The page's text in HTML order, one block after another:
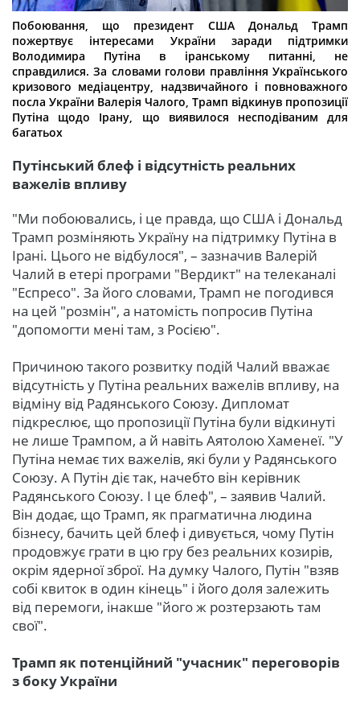
Побоювання, що президент США Дональд Трамп
пожертвує інтересами України заради підтримки
Володимира Путіна в іранському питанні, не
справдилися. За словами голови правління Українського
кризового медіацентру, надзвичайного і повноважного
посла України Валерія Чалого, Трамп відкинув пропозиції
Путіна щодо Ірану, що виявилося несподіваним для
багатьох
Путінський блеф і відсутність реальних
важелів впливу
"Ми побоювались, і це правда, що США і Дональд
Трамп розміняють Україну на підтримку Путіна в
Ірані. Цього не відбулося", – зазначив Валерій
Чалий в етері програми "Вердикт" на телеканалі
"Еспресо". За його словами, Трамп не погодився
на цей "розмін", а натомість попросив Путіна
"допомогти мені там, з Росією".
Причиною такого розвитку подій Чалий вважає
відсутність у Путіна реальних важелів впливу, на
відміну від Радянського Союзу. Дипломат
підкреслює, що пропозиції Путіна були відкинуті
не лише Трампом, а й навіть Аятолою Хаменеї. "У
Путіна немає тих важелів, які були у Радянського
Союзу. А Путін діє так, начебто він керівник
Радянського Союзу. І це блеф", – заявив Чалий.
Він додає, що Трамп, як прагматична людина
бізнесу, бачить цей блеф і дивується, чому Путін
продовжує грати в цю гру без реальних козирів,
окрім ядерної зброї. На думку Чалого, Путін "взяв
собі квиток в один кінець" і його доля залежить
від перемоги, інакше "його ж розтерзають там
свої".
Трамп як потенційний "учасник" переговорів
з боку України